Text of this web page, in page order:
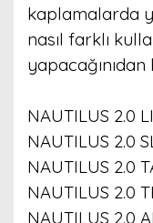
kaplamalarda
nasıl farklı
NAUTILUS 2.0
NAUTILUS 2.0
NAUTILUS 2.0
NAUTILUS 2.0
NAUTILUS 2.0